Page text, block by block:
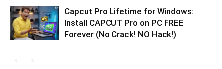
Capcut Pro Lifetime for Windows:
Install CAPCUT Pro on PC FREE
Forever (No Crack! NO Hack!)